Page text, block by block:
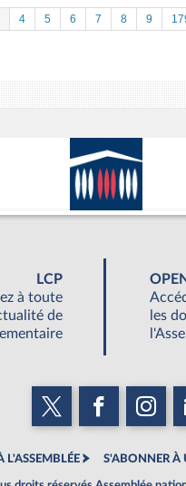
4 5 6 7 8 9
LCP
à toute
de
les
L'ASSEMBLÉE S'ABONNER À